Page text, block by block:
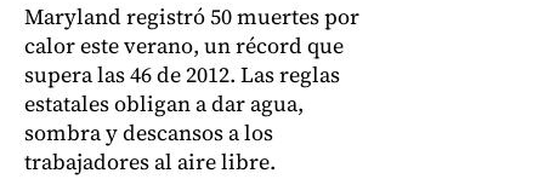
Maryland registró 50 muertes por
calor este verano, un récord que
supera las 46 de 2012. Las reglas
estatales obligan a dar agua,
sombra y descansos a los
trabajadores al aire libre.